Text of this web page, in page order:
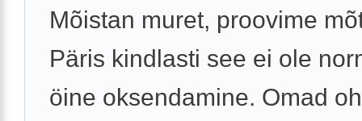
Mõistan muret, proovime
Päris kindlasti see ei ole
öine oksendamine. Omad